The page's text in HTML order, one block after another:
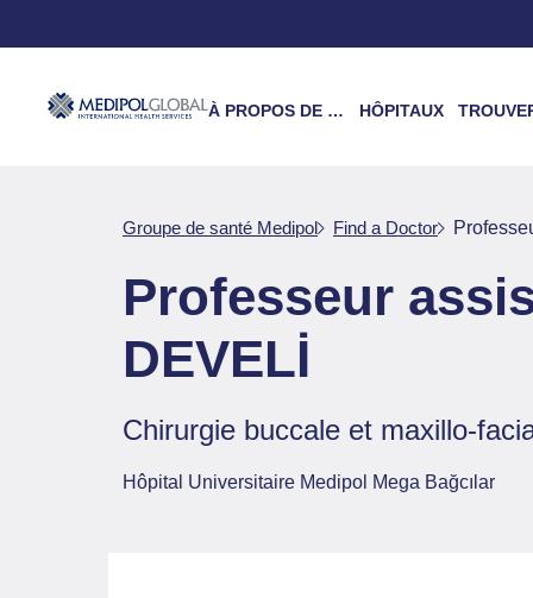
À PROPOS DE NOUS HÔPITAUX TROUVER UN
Groupe de santé Medipol Find a Doctor
Professeur
DEVELİ
Chirurgie buccale et maxillo-
Hôpital Universitaire Medipol Mega Bağcılar